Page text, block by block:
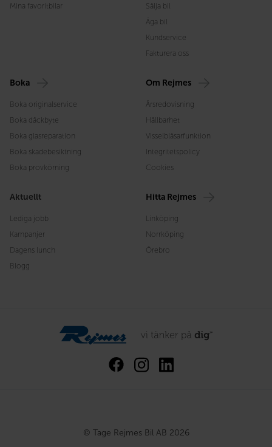
Mina favoritbilar
Sälja bil
Äga bil
Kundservice
Fakturera oss
Boka
Boka originalservice
Boka däckbyte
Boka glasreparation
Boka skadebesiktning
Boka provkörning
Om Rejmes
Årsredovisning
Hållbarhet
Visselblåsarfunktion
Integritetspolicy
Cookies
Aktuellt
Lediga jobb
Kampanjer
Dagens lunch
Blogg
Hitta Rejmes
Linköping
Norrköping
Örebro
© Tage Rejmes Bil AB 2026